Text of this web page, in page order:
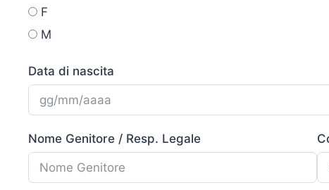
F
M
Data di nascita
Nome Genitore / Resp. Legale